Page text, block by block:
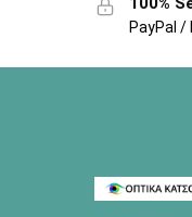
PayPal